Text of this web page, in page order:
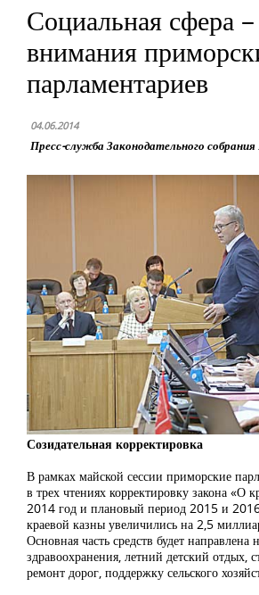
Социальная сфера
внимания
парламентариев
04.06.2014
Пресс-служба Законодательного
Созидательная корректировка
В рамках майской сессии приморские
в трех чтениях корректировку закона «О
2014 год и плановый период 2015 и
краевой казны увеличились на 2,5
Основная часть средств будет направлена
здравоохранения, летний детский отдых,
ремонт дорог, поддержку сельского